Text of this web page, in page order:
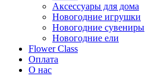
Аксессуары для дома
Новогодние игрушки
Новогодние сувениры
Новогодние ели
Flower Class
Оплата
О нас